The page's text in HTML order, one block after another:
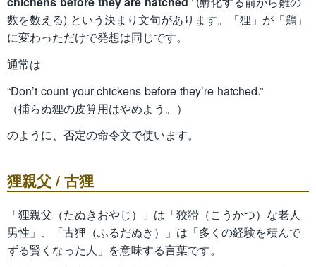
数を数える) という決まり文句があります。「狸」が「鶏」
に変わっただけで発想は同じです。
通常は
“Don’t count your chickens before they’re hatched.”
（捕らぬ狸の皮算用はやめよう。）
のように、否定の命令文で使います。
狸親父 / 古狸
「狸親父（たぬきおやじ）」は「狡猾（こうかつ）な老人
男性」、「古狸（ふるだぬき）」は「多くの経験を積んで
ずる賢くなった人」を意味する言葉です。